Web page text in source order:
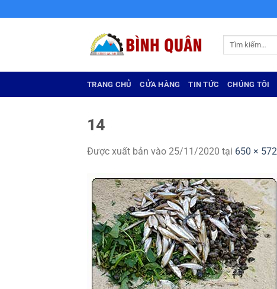
qua
TRANG CHỦ CỬA HÀNG TIN TỨC CHÚNG TÔI
14
Được xuất bản vào 25/11/2020 tại 650 × 572